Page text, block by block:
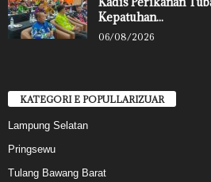
Kepatuhan...
06/08/2026
KATEGORI E POPULLARIZUAR
Lampung Selatan
Pringsewu
Tulang Bawang Barat